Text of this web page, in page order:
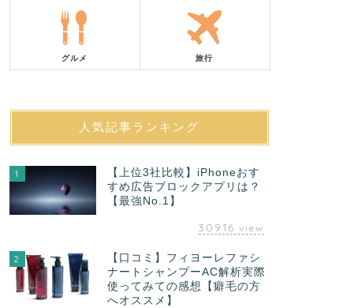
グルメ 旅行
人気記事ランキング
1
【上位3社比較】iPhoneおす
すめ広告ブロックアプリは？
【最強No.1】
30916 view
2
【口コミ】フィヨーレファシ
ナートシャンプーAC解析実際
使ってみての感想【癖毛の方
へオススメ】